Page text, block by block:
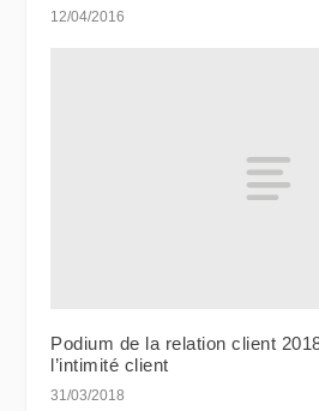
12/04/2016
Podium de la relation client
l’intimité client
31/03/2018